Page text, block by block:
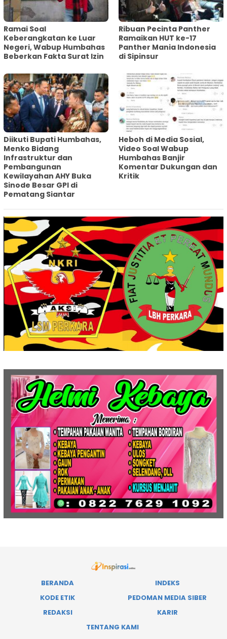
Ramai Soal
Keberangkatan ke Luar
Negeri, Wabup Humbahas
Beberkan Fakta Surat Izin
Ribuan Pecinta Panther
Ramaikan HUT ke-17
Panther Mania Indonesia
di Sipinsur
Diikuti Bupati Humbahas,
Menko Bidang
Infrastruktur dan
Pembangunan
Kewilayahan AHY Buka
Sinode Besar GPI di
Pematang Siantar
Heboh di Media Sosial,
Video Soal Wabup
Humbahas Banjir
Komentar Dukungan dan
Kritik
BERANDA
INDEKS
KODE ETIK
PEDOMAN MEDIA SIBER
REDAKSI
KARIR
TENTANG KAMI